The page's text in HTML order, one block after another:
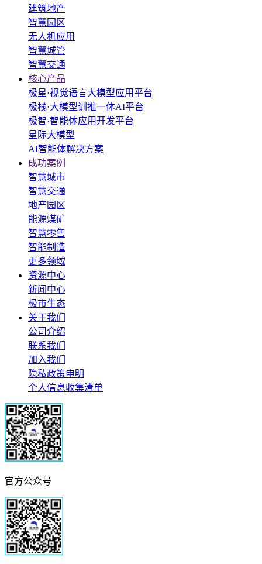
建筑地产
智慧园区
无人机应用
智慧城管
智慧交通
核心产品
极星·视觉语言大模型应用平台
极栈·大模型训推一体AI平台
极智·智能体应用开发平台
星际大模型
AI智能体解决方案
成功案例
智慧城市
智慧交通
地产园区
能源煤矿
智慧零售
智能制造
更多领域
资源中心
新闻中心
极市生态
关于我们
公司介绍
联系我们
加入我们
隐私政策申明
个人信息收集清单
官方公众号